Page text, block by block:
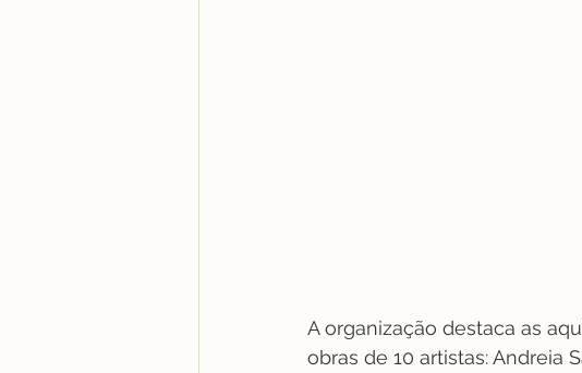
A organização destaca as
obras de 10 artistas: Andreia